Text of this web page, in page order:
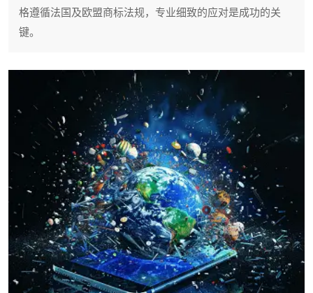
格遵循法国及欧盟商标法规，专业细致的应对是成功的关
键。